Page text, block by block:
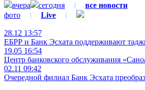
вчера
сегодня
все новости
фото
Live
28.12 13:57
ЕБРР и Банк Эсхата поддерживают
19.05 16:54
Центр банковского обслуживания
02.11 09:42
Очередной филиал Банк Эсхата